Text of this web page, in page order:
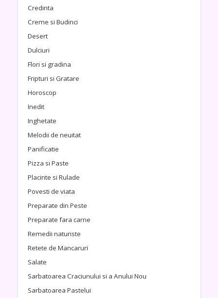
Credinta
Creme si Budinci
Desert
Dulciuri
Flori si gradina
Fripturi si Gratare
Horoscop
Inedit
Inghetate
Melodii de neuitat
Panificatie
Pizza si Paste
Placinte si Rulade
Povesti de viata
Preparate din Peste
Preparate fara carne
Remedii naturiste
Retete de Mancaruri
Salate
Sarbatoarea Craciunului si a Anului Nou
Sarbatoarea Pastelui